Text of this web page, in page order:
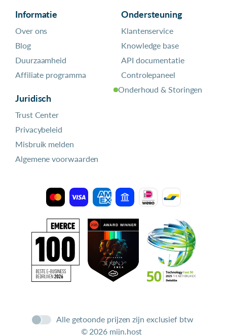
Informatie
Over ons
Blog
Duurzaamheid
Affiliate programma
Juridisch
Trust Center
Privacybeleid
Misbruik melden
Algemene voorwaarden
Ondersteuning
Klantenservice
Knowledge base
API documentatie
Controlepaneel
Onderhoud & Storingen
Alle getoonde prijzen zijn exclusief btw
© 2026 mijn.host